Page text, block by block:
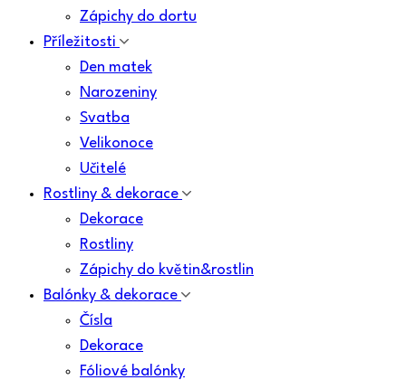
Zápichy do dortu
Příležitosti
Den matek
Narozeniny
Svatba
Velikonoce
Učitelé
Rostliny & dekorace
Dekorace
Rostliny
Zápichy do květin&rostlin
Balónky & dekorace
Čísla
Dekorace
Fóliové balónky